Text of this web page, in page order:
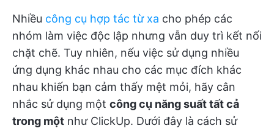
Nhiều công cụ hợp tác từ xa cho phép các
nhóm làm việc độc lập nhưng vẫn duy trì kết nối
chặt chẽ. Tuy nhiên, nếu việc sử dụng nhiều
ứng dụng khác nhau cho các mục đích khác
nhau khiến bạn cảm thấy mệt mỏi, hãy cân
nhắc sử dụng một công cụ năng suất tất cả
trong một như ClickUp. Dưới đây là cách sử